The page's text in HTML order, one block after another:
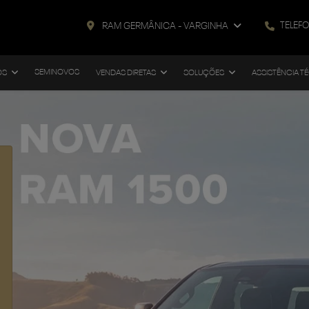
RAM GERMÂNICA - VARGINHA
SEMINOVOS VENDAS DIRETAS SOLUÇÕES ASSISTÊNCIA